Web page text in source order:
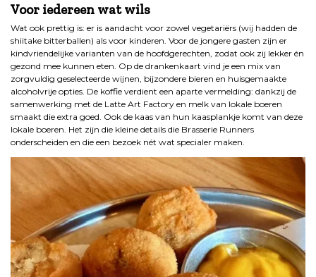
Voor iedereen wat wils
Wat ook prettig is: er is aandacht voor zowel vegetariërs (wij hadden de
shiitake bitterballen) als voor kinderen. Voor de jongere gasten zijn er
kindvriendelijke varianten van de hoofdgerechten, zodat ook zij lekker én
gezond mee kunnen eten. Op de drankenkaart vind je een mix van
zorgvuldig geselecteerde wijnen, bijzondere bieren en huisgemaakte
alcoholvrije opties. De koffie verdient een aparte vermelding: dankzij de
samenwerking met de Latte Art Factory en melk van lokale boeren
smaakt die extra goed. Ook de kaas van hun kaasplankje komt van deze
lokale boeren. Het zijn die kleine details die Brasserie Runners
onderscheiden en die een bezoek nét wat specialer maken.